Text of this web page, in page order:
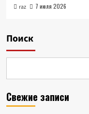
raz 7 июля 2026
Поиск
Свежие записи